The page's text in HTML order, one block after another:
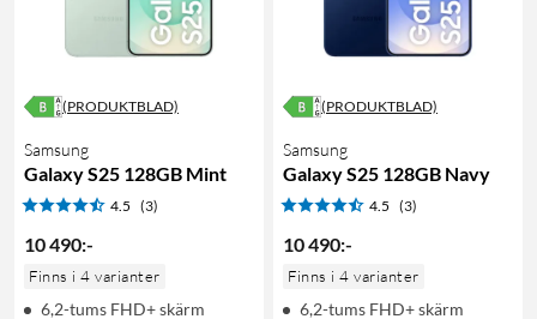
(PRODUKTBLAD)
Samsung
Galaxy S25 128GB Mint
4.5 (3)
10 490:-
Finns i 4 varianter
6,2-tums FHD+ skärm
(PRODUKTBLAD)
Samsung
Galaxy S25 128GB Navy
4.5 (3)
10 490:-
Finns i 4 varianter
6,2-tums FHD+ skärm